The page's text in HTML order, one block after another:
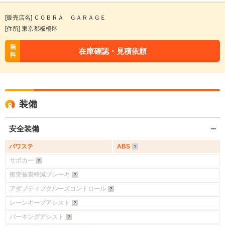
[販売店名] ＣＯＢＲＡ ＧＡＲＡＧＥ
[住所] 東京都板橋区
無
料
在庫確認・見積依頼
装備
安全装備
パワステ
ABS
サポカー
衝突被害軽減ブレーキ
アダプティブクルーズコントロール
レーンキープアシスト
パーキングアシスト